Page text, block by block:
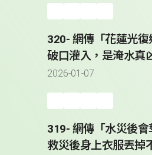
320- 網傳「花蓮光
破口灌入，是淹水真
2026-01-07
319- 網傳「水災後會
救災後身上衣服丟掉